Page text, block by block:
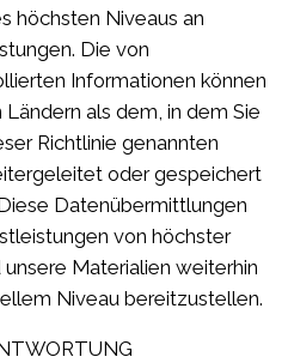
höchsten Niveaus an
Die von
Informationen können
als dem, in dem Sie
Richtlinie genannten
oder gespeichert
Datenübermittlungen
von höchster
Materialien weiterhin
Niveau bereitzustellen.